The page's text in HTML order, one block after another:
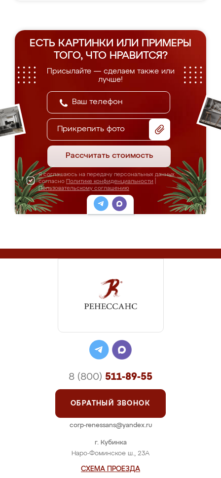
ЕСТЬ КАРТИНКИ ИЛИ ПРИМЕРЫ
ТОГО, ЧТО НРАВИТСЯ?
Присылайте — сделаем также или
лучше!
Прикрепить фото
Рассчитать стоимость
Я соглашаюсь на передачу персональных данных
согласно Политике конфиденциальности
Пользовательскому соглашению
г. Кубинка
Наро-Фоминское ш., 23А
СХЕМА ПРОЕЗДА
8 (800) 511-89-55
ОБРАТНЫЙ ЗВОНОК
corp-renessans@yandex.ru